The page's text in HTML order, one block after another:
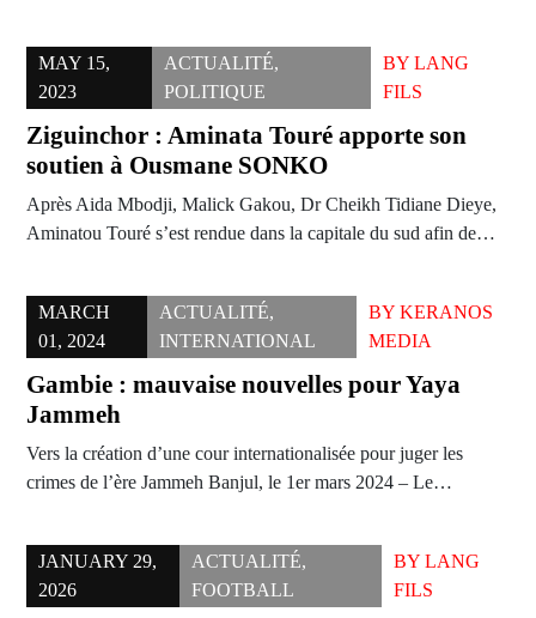
MAY 15,
2023
ACTUALITÉ,
POLITIQUE
BY LANG
FILS
Ziguinchor : Aminata Touré apporte son
soutien à Ousmane SONKO
Après Aida Mbodji, Malick Gakou, Dr Cheikh Tidiane Dieye,
Aminatou Touré s’est rendue dans la capitale du sud afin de…
MARCH
01, 2024
ACTUALITÉ,
INTERNATIONAL
BY KERANOS
MEDIA
Gambie : mauvaise nouvelles pour Yaya
Jammeh
Vers la création d’une cour internationalisée pour juger les
crimes de l’ère Jammeh Banjul, le 1er mars 2024 – Le…
JANUARY 29,
2026
ACTUALITÉ,
FOOTBALL
BY LANG
FILS